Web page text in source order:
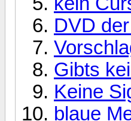
DVD
Gibts
Keine
blaue